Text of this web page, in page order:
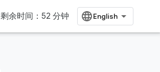
剩余时间：52 分钟